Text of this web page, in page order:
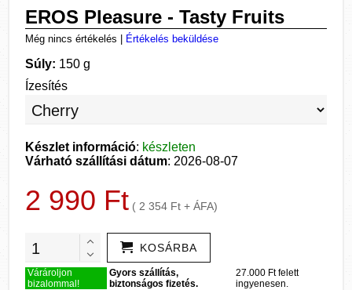
EROS Pleasure - Tasty Fruits
Még nincs értékelés Értékelés beküldése
Súly: 150 g
Ízesítés
Készlet információ: készleten
Várható szállítási dátum: 2026-08-07
2 990 Ft ( 2 354 Ft + ÁFA)
KOSÁRBA
Várároljon
bizalommal!
Gyors szállítás,
biztonságos fizetés.
27.000 Ft felett
ingyenesen.